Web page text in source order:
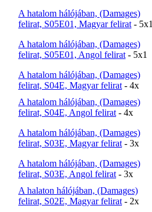
A hatalom hálójában, (Damages)
felirat, S05E01, Magyar felirat - 5x1
A hatalom hálójában, (Damages)
felirat, S05E01, Angol felirat - 5x1
A hatalom hálójában, (Damages)
felirat, S04E, Magyar felirat - 4x
A hatalom hálójában, (Damages)
felirat, S04E, Angol felirat - 4x
A hatalom hálójában, (Damages)
felirat, S03E, Magyar felirat - 3x
A hatalom hálójában, (Damages)
felirat, S03E, Angol felirat - 3x
A halaton hálójában, (Damages)
felirat, S02E, Magyar felirat - 2x